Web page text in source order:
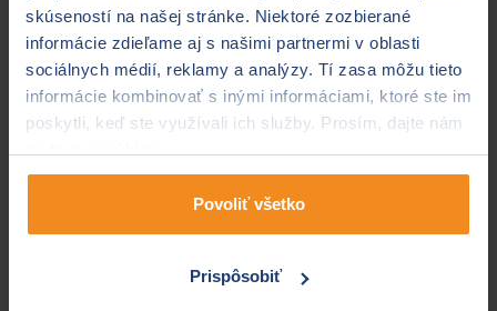
skúseností na našej stránke. Niektoré zozbierané
informácie zdieľame aj s našimi partnermi v oblasti
sociálnych médií, reklamy a analýzy. Tí zasa môžu tieto
informácie kombinovať s inými informáciami, ktoré ste im
poskytli, keď ste využívali ich služby. Prosím, dajte nám
Povoliť všetko
Prispôsobiť
Každý rok v novembri je aktuálna téma povinného
zmluvné poistenia. Riešia ho muži, ženy, mladí, starí,
skúsení aj nováčikovia za volantom. Vladimír Cvik z
Netfinancie.sk hovorí, kto z nich si pravdepodobne
siahne hlbšie do peňaženky.
vodičky sú považované poisťovňami za opatrnejšie a
podstatne menšom rozsahu ako muži, ale rozhodnutie